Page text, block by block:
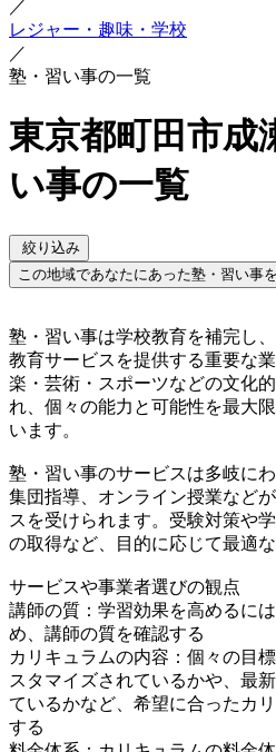
／
レジャー・趣味・学校
／
塾・習い事の一覧
東京都町田市成
い事の一覧
絞り込み
この地域であなたにあった塾・習い事
塾・習い事は学校教育を補完し
教育サービスを提供する重要な
楽・芸術・スポーツなどの文化
れ、個々の能力と可能性を最大
います。
塾・習い事のサービスは多岐に
集団指導、オンライン授業など
スを受けられます。受験対策や
の取得など、目的に応じて最適
サービスや事業者選びの観点
講師の質：学習効果を高めるに
め、講師の質を確認する
カリキュラムの内容：個々の目
スタマイズされているかや、最
ているかなど、希望に合ったカ
する